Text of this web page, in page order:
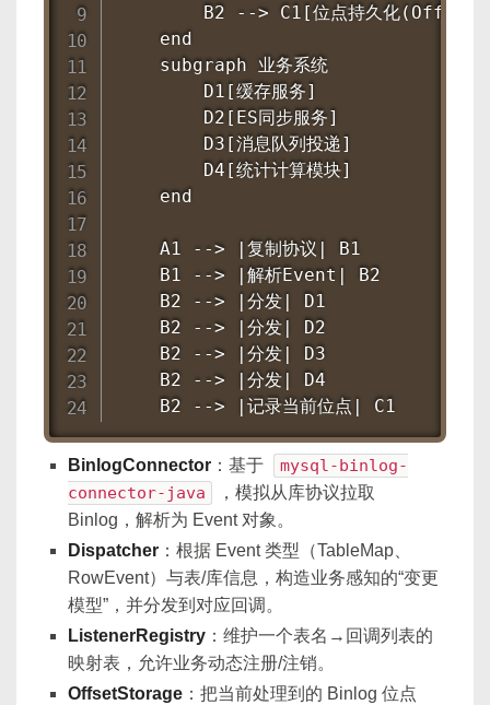
B2 --> C1[位点持久化
    end
    subgraph 业务系统
        D1[缓存服务]
        D2[ES同步服务]
        D3[消息队列投递]
        D4[统计计算模块]
    end
    A1 --> |复制协议| B1
    B1 --> |解析Event| B2
    B2 --> |分发| D1
    B2 --> |分发| D2
    B2 --> |分发| D3
    B2 --> |分发| D4
    B2 --> |记录当前位点| C1
BinlogConnector ：基于
mysql-binlog-
connector-java
，模拟从库协议拉取
Binlog，解析为 Event 对象。
Dispatcher ：根据 Event 类型（TableMap、
RowEvent）与表/库信息，构造业务感知的“变更
模型”，并分发到对应回调。
ListenerRegistry ：维护一个表名→回调列表的
映射表，允许业务动态注册/注销。
OffsetStorage ：把当前处理到的 Binlog 位点